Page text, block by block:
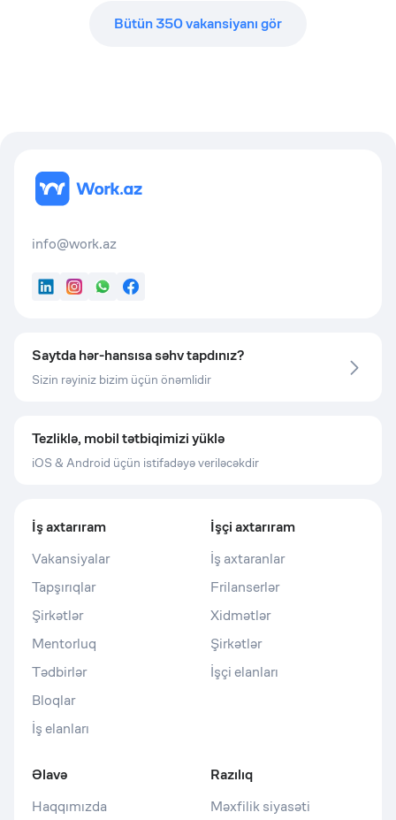
Bütün350vakansiyanı gör
info@work.az
LinkedInInstagram
WhatsApp
Facebook
Saytda hər-hansısa səhv tapdınız?
Sizin rəyiniz bizim üçün önəmlidir
Tezliklə, mobil tətbiqimizi yüklə
iOS & Android üçün istifadəyə veriləcəkdir
İş axtarıram
Vakansiyalar
Tapşırıqlar
Şirkətlər
Mentorluq
Tədbirlər
Bloqlar
İş elanları
İşçi axtarıram
İş axtaranlar
Frilanserlər
Xidmətlər
Şirkətlər
İşçi elanları
Əlavə
Haqqımızda
Razılıq
Məxfilik siyasəti